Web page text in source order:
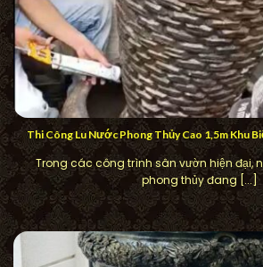
Thi Công Lu Nước Phong Thủy Cao 1,5m Khu
Trong các công trình sân vườn hiện đại,
phong thủy đang [...]